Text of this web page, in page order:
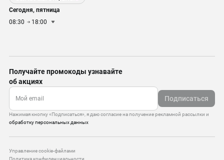
Сегодня, пятница
08:30
18:00
Получайте промокоды узнавайте
об акциях
Подписаться
Нажимая кнопку «Подписаться», я даю согласие на получение рекламной рассылки и
обработку персональных данных
Управление cookie-файлами
Политика конфиденциальности